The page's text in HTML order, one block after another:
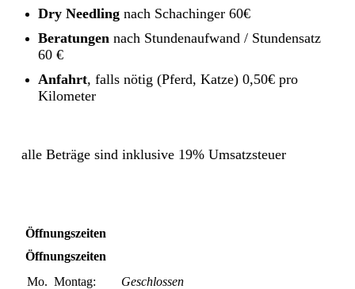
Dry Needling nach Schachinger 60€
Beratungen nach Stundenaufwand / Stundensatz
60 €
Anfahrt, falls nötig (Pferd, Katze) 0,50€ pro
Kilometer
alle Beträge sind inklusive 19% Umsatzsteuer
Öffnungszeiten
Öffnungszeiten
Mo.Montag:
Geschlossen